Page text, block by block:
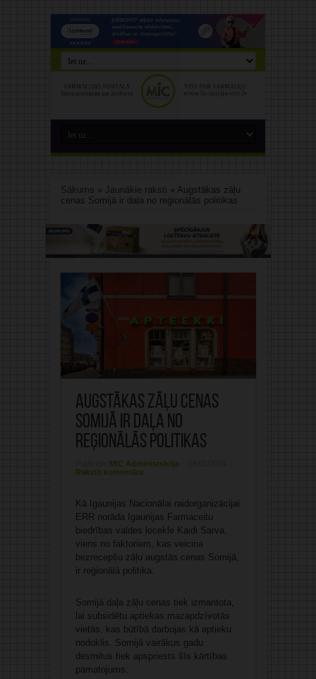
Sākums » Jaunākie raksti » Augstākas zāļu
cenas Somijā ir daļa no reģionālās politikas
Augstākas zāļu cenas
Somijā ir daļa no
reģionālās politikas
MIC Administrācija
Rakstīt komentāru
Kā Igaunijas Nacionālai raidorganizācijai
ERR norāda Igaunijas Farmaceitu
biedrības valdes locekle Kaidi Sarva,
viens no faktoriem, kas veicina
bezrecepšu zāļu augstās cenas Somijā,
ir reģionālā politika.
Somijā daļa zāļu cenas tiek izmantota,
lai subsidētu aptiekas mazapdzīvotās
vietās, kas būtībā darbojas kā aptieku
nodoklis. Somijā vairākus gadu
desmitus tiek apspriests šīs kārtības
pamatojums.